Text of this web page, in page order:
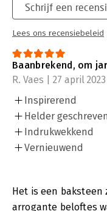
Schrijf een
Lees ons recensiebeleid
Baanbrekend, om
R. Vaes | 27 april 2023
Inspirerend
Helder
Indrukwekkend
Vernieuwend
Het is een
arrogante beloftes